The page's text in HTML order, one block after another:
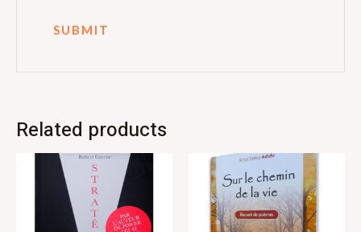
Related products